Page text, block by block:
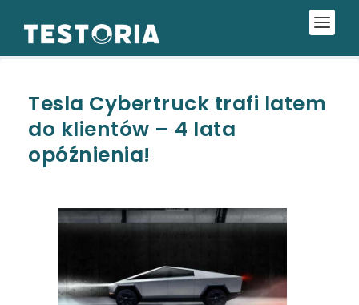
Tesla Cybertruck trafi latem
do klientów – 4 lata
opóźnienia!